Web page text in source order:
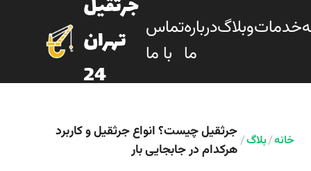
جرثقیل
تهران
24
خدماتوبلاگدرباره
ما
تماس
با ما
خانه/بلاگ/جرثقیل چیست؟ انواع جرثقیل و کاربرد
هرکدام در جابجایی بار